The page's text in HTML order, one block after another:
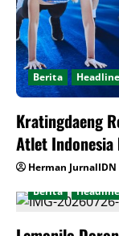
Berita Headline
Kratingdaeng
Atlet
Herman JurnalIDN
Berita